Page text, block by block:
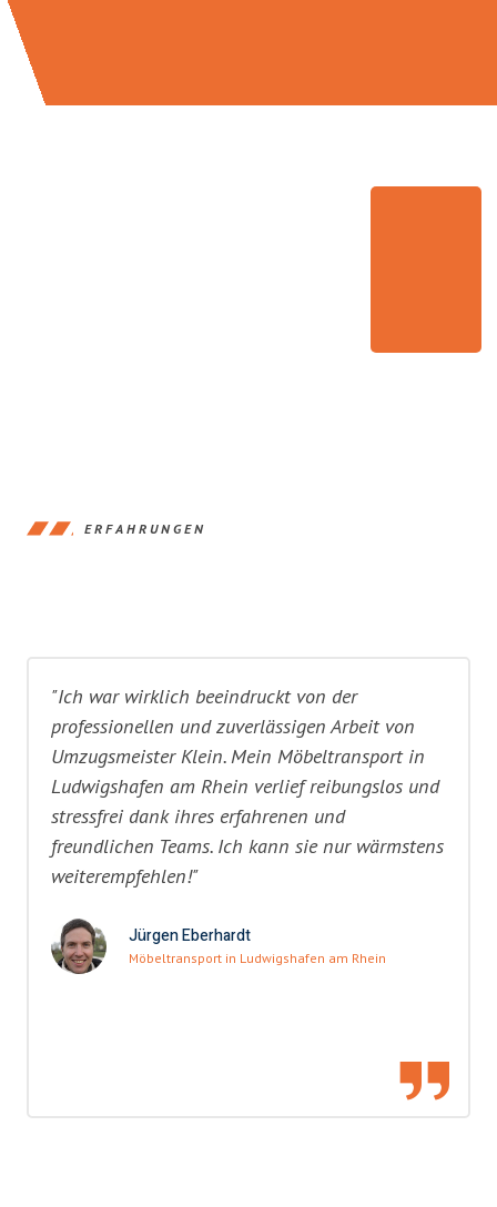
ERFAHRUNGEN
"Ich war wirklich beeindruckt von der
professionellen und zuverlässigen Arbeit von
Umzugsmeister Klein. Mein Möbeltransport in
Ludwigshafen am Rhein verlief reibungslos und
stressfrei dank ihres erfahrenen und
freundlichen Teams. Ich kann sie nur wärmstens
weiterempfehlen!"
Jürgen Eberhardt
Möbeltransport in Ludwigshafen am Rhein